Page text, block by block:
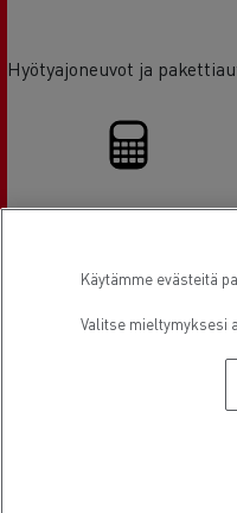
Hyötyajoneuvot ja
Sijainti
Käytämme evästeitä
Valitse mieltymyksesi